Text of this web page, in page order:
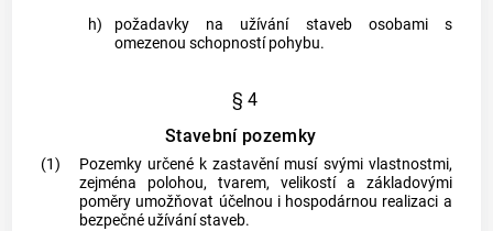
h)
požadavky na užívání staveb osobami s
omezenou schopností pohybu.
§ 4
Stavební pozemky
(1)
Pozemky určené k zastavění musí svými vlastnostmi,
zejména polohou, tvarem, velikostí a základovými
poměry umožňovat účelnou i hospodárnou realizaci a
bezpečné užívání staveb.